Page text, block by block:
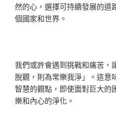
然的心，選擇可持續發展的道
個國家和世界。
我們或許會遇到挑戰和痛苦，
脫觀，則為常樂我淨」。這意
智慧的觀點，即使面對巨大的
樂和內心的淨化。